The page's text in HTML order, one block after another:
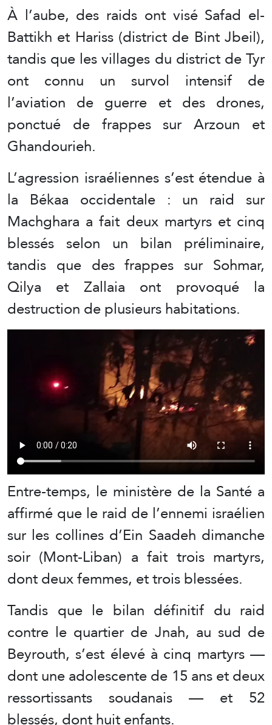
À l’aube, des raids ont visé Safad el-
Battikh et Hariss (district de Bint Jbeil),
tandis que les villages du district de Tyr
ont connu un survol intensif de
l’aviation de guerre et des drones,
ponctué de frappes sur Arzoun et
Ghandourieh.
L’agression israéliennes s’est étendue à
la Békaa occidentale : un raid sur
Machghara a fait deux martyrs et cinq
blessés selon un bilan préliminaire,
tandis que des frappes sur Sohmar,
Qilya et Zallaia ont provoqué la
destruction de plusieurs habitations.
Entre-temps, le ministère de la Santé a
affirmé que le raid de l’ennemi israélien
sur les collines d’Ein Saadeh dimanche
soir (Mont-Liban) a fait trois martyrs,
dont deux femmes, et trois blessées.
Tandis que le bilan définitif du raid
contre le quartier de Jnah, au sud de
Beyrouth, s’est élevé à cinq martyrs —
dont une adolescente de 15 ans et deux
ressortissants soudanais — et 52
blessés, dont huit enfants.